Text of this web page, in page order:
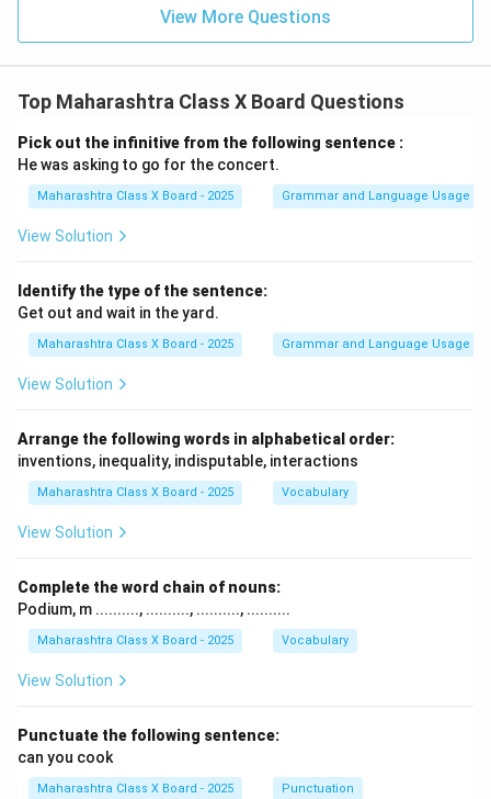
View More Questions
Top Maharashtra Class X Board Questions
Pick out the infinitive from the following sentence :
He was asking to go for the concert.
Maharashtra Class X Board - 2025 Grammar and Language Usage
View Solution
Identify the type of the sentence:
Get out and wait in the yard.
Maharashtra Class X Board - 2025 Grammar and Language Usage
View Solution
Arrange the following words in alphabetical order:
inventions, inequality, indisputable, interactions
Maharashtra Class X Board - 2025 Vocabulary
View Solution
Complete the word chain of nouns:
Podium, m .........., .........., .........., ..........
Maharashtra Class X Board - 2025 Vocabulary
View Solution
Punctuate the following sentence:
can you cook
Maharashtra Class X Board - 2025 Punctuation